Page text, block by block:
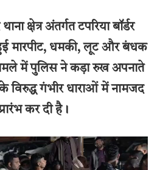
क्षेत्र अंतर्गत टपरिया बॉर्डर
हुई मारपीट, धमकी, लूट और बंधक
में पुलिस ने कड़ा रुख अपनाते
गंभीर धाराओं में नामजद
कर दी है।